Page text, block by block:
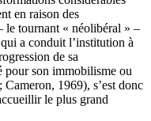
en raison des
le tournant « néolibéral » –
a conduit l’institution à
de sa
pour son immobilisme ou
1969), s’est donc
le plus grand